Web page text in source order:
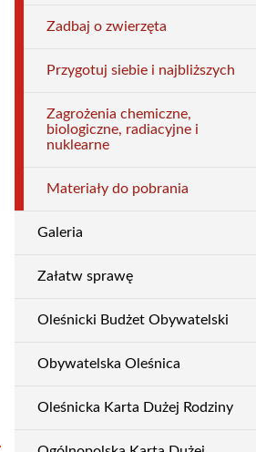
Zadbaj o zwierzęta
Przygotuj siebie i najbliższych
Zagrożenia chemiczne,
biologiczne, radiacyjne i
nuklearne
Materiały do pobrania
Galeria
Załatw sprawę
Oleśnicki Budżet Obywatelski
Obywatelska Oleśnica
Oleśnicka Karta Dużej Rodziny